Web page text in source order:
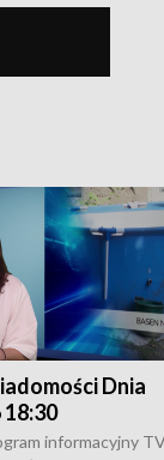
Dnia
18:30
informacyjny